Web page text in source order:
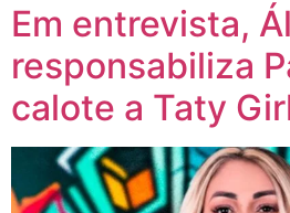
Em entrevista,
responsabiliza
calote a Taty